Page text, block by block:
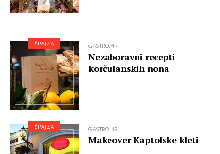
GASTRO.HR
Nezaboravni recepti
korčulanskih nona
ŠPAJZA
GASTRO.HR
Makeover Kaptolske kleti
ŠPAJZA